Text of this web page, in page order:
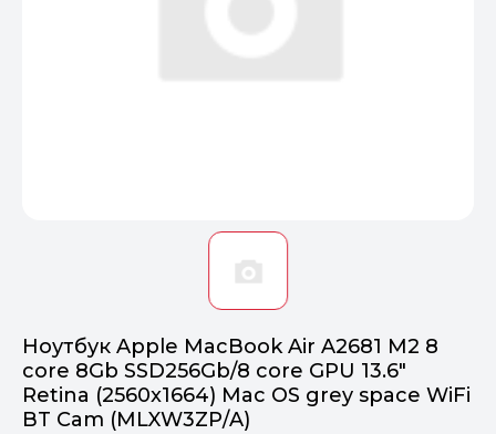
Ноутбук Apple MacBook Air A2681 M2 8
core 8Gb SSD256Gb/8 core GPU 13.6"
Retina (2560x1664) Mac OS grey space WiFi
BT Cam (MLXW3ZP/A)